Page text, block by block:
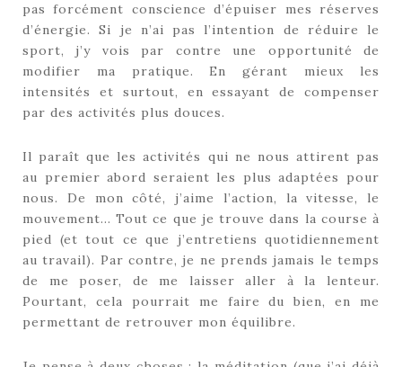
pas forcément conscience d’épuiser mes réserves
d’énergie. Si je n’ai pas l’intention de réduire le
sport, j’y vois par contre une opportunité de
modifier ma pratique. En gérant mieux les
intensités et surtout, en essayant de compenser
par des activités plus douces.
Il paraît que les activités qui ne nous attirent pas
au premier abord seraient les plus adaptées pour
nous. De mon côté, j’aime l’action, la vitesse, le
mouvement… Tout ce que je trouve dans la course à
pied (et tout ce que j’entretiens quotidiennement
au travail). Par contre, je ne prends jamais le temps
de me poser, de me laisser aller à la lenteur.
Pourtant, cela pourrait me faire du bien, en me
permettant de retrouver mon équilibre.